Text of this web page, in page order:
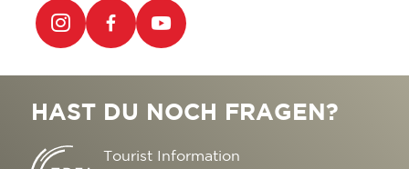
HAST DU NOCH FRAGEN?
Tourist Information